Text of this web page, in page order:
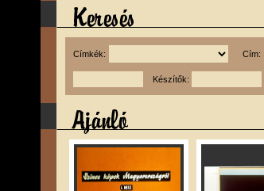
Címkék: Cím:
Készítők: